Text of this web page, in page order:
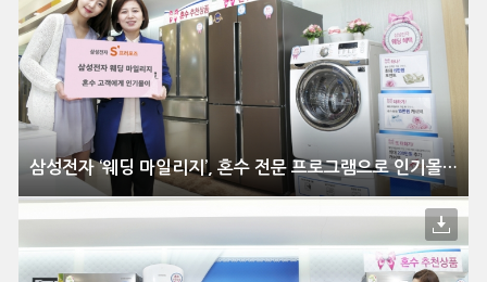
삼성전자 ‘웨딩 마일리지’, 혼수 전문 프로그램으로 인기몰이